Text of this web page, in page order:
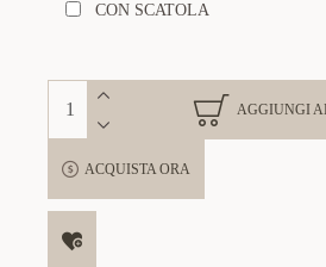
CON SCATOLA
AGGIUNGI
ACQUISTA ORA